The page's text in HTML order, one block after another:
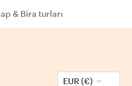
& Bira turları
EUR (€)